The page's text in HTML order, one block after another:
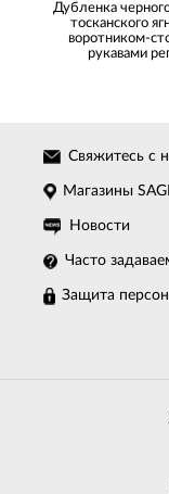
Дубленка
тосканского
воротником-
рукавами
Свяжитесь с
Магазины
Новости
Часто
Защита